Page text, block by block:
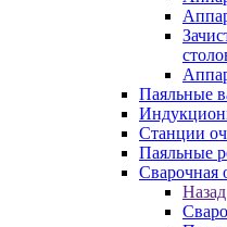
Паяльные
Станции
Паяльные
Сварочная
Назад